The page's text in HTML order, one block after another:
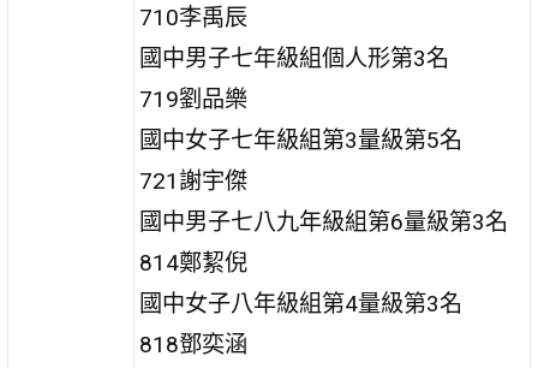
710李禹辰
國中男子七年級組個人形第3名
719劉品樂
國中女子七年級組第3量級第5名
721謝宇傑
國中男子七八九年級組第6量級第3名
814鄭絜倪
國中女子八年級組第4量級第3名
818鄧奕涵